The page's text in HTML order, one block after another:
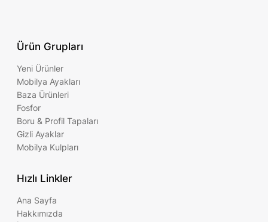
Ürün Grupları
Yeni Ürünler
Mobilya Ayakları
Baza Ürünleri
Fosfor
Boru & Profil Tapaları
Gizli Ayaklar
Mobilya Kulpları
Hızlı Linkler
Ana Sayfa
Hakkımızda